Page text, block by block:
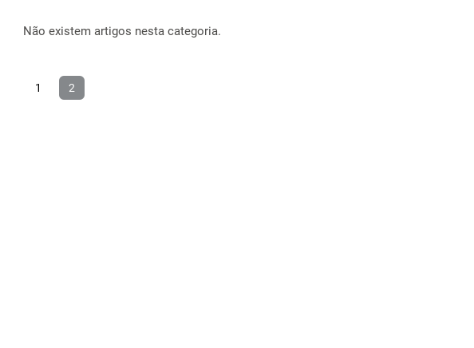
Não existem artigos nesta categoria.
1 2